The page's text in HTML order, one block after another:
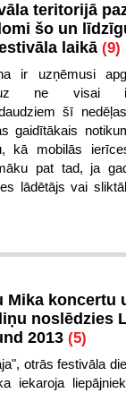
teritorijā
šo un
laikā (9)
ir uzņēmusi
ne visai
šī
gaidītākais
kā mobilās
pat tad, ja
lādētājs vai
Mika koncertu
noslēdzies
2013 (5)
otrās festivāla
iekaroja